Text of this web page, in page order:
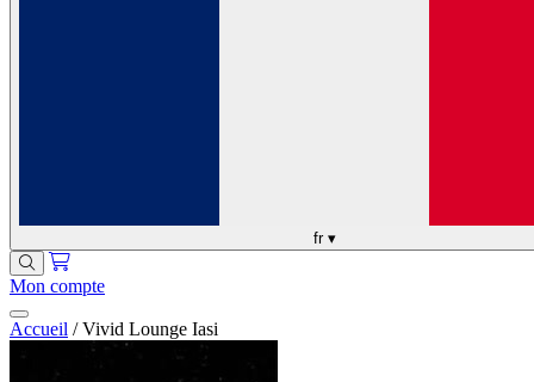
fr ▾
Mon compte
Accueil / Vivid Lounge Iasi